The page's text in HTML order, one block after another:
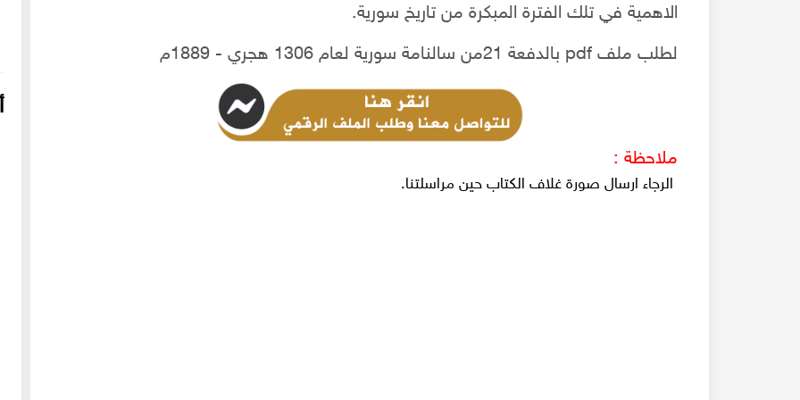
الاهمية في تلك الفترة المبكرة من تاريخ سورية.
لطلب ملف pdf بالدفعة 21من سالنامة سورية لعام 1306 هجري - 1889م
ملاحظة :
الرجاء ارسال صورة غلاف الكتاب حين مراسلتنا.